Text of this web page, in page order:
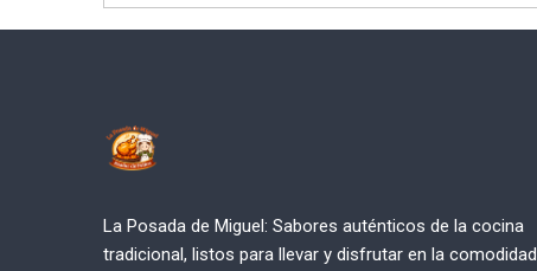
La Posada de Miguel: Sabores auténticos de la cocina
tradicional, listos para llevar y disfrutar en la comodidad